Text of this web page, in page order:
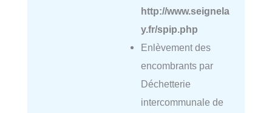
http://www.seignela
y.fr/spip.php
Enlèvement des
encombrants par
Déchetterie
intercommunale de